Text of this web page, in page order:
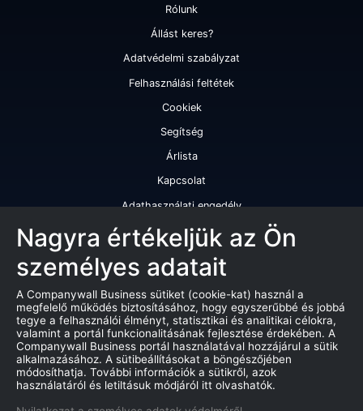
Rólunk
Állást keres?
Adatvédelmi szabályzat
Felhasználási feltétek
Cookiek
Segítség
Árlista
Kapcsolat
Adathasználati engedély
Szolgáltatásaink
Cégminősítés
Cégminősítési riport
Kiváló cégminősítési tanúsítvány
Termékek
Companywall Business - Adattovábbítási szerződés
Nagyra értékeljük az Ön
személyes adatait
A Companywall Business sütiket (cookie-kat) használ a
megfelelő működés biztosításához, hogy egyszerűbbé és jobbá
tegye a felhasználói élményt, statisztikai és analitikai célokra,
valamint a portál funkcionalitásának fejlesztése érdekében. A
Companywall Business portál használatával hozzájárul a sütik
alkalmazásához. A sütibeállításokat a böngészőjében
módosíthatja. További információk a sütikről, azok
használatáról és letiltásuk módjáról itt olvashatók.